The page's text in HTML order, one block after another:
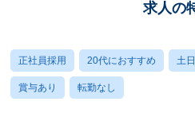
求人の
正社員採用 20代におすすめ 土
賞与あり 転勤なし